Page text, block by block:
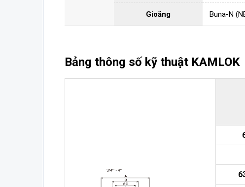
Gioăng Buna-N
Bảng thông số kỹ thuật KAMLOK